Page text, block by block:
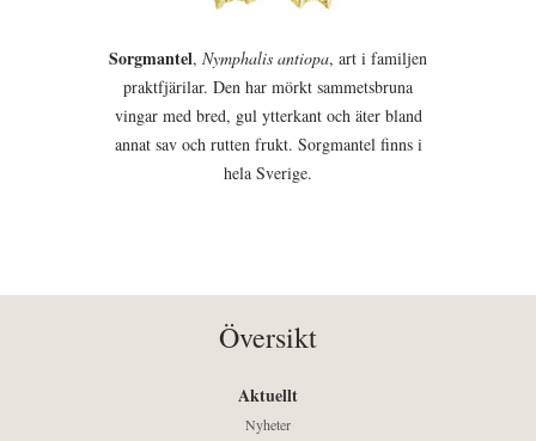
Sorgmantel, Nymphalis antiopa, art i familjen
praktfjärilar. Den har mörkt sammetsbruna
vingar med bred, gul ytterkant och äter bland
annat sav och rutten frukt. Sorgmantel finns i
hela Sverige.
Översikt
Aktuellt
Nyheter